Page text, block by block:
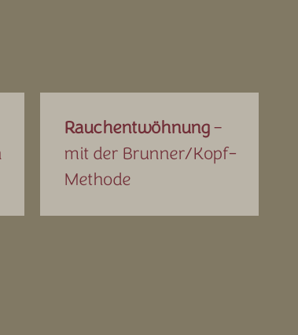
Rauchentwöhnung–
mit der Brunner/Kopf-
Methode